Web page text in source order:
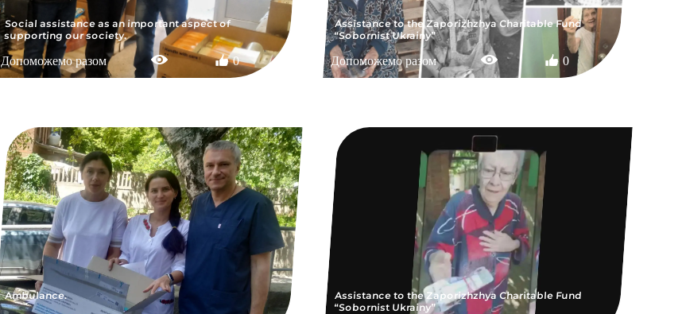
Social assistance as an important aspect of
supporting our society.
Допоможемо разом 0
Assistance to the Zaporizhzhya Charitable Fund
“Sobornist Ukrainy”
Допоможемо разом 0
Ambulance.
Assistance to the Zaporizhzhya Charitable Fund
“Sobornist Ukrainy”